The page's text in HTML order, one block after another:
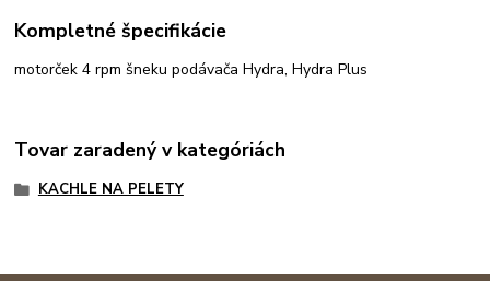
Kompletné špecifikácie
motorček 4 rpm šneku podávača Hydra, Hydra Plus
Tovar zaradený v kategóriách
KACHLE NA PELETY